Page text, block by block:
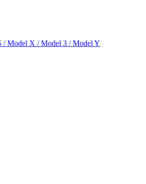
/ Model X / Model 3 / Model Y